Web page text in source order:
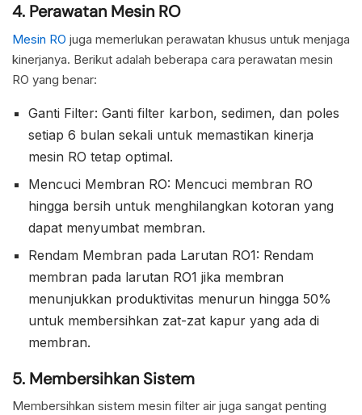
4. Perawatan Mesin RO
Mesin RO juga memerlukan perawatan khusus untuk menjaga
kinerjanya. Berikut adalah beberapa cara perawatan mesin
RO yang benar:
Ganti Filter: Ganti filter karbon, sedimen, dan poles
setiap 6 bulan sekali untuk memastikan kinerja
mesin RO tetap optimal.
Mencuci Membran RO: Mencuci membran RO
hingga bersih untuk menghilangkan kotoran yang
dapat menyumbat membran.
Rendam Membran pada Larutan RO1: Rendam
membran pada larutan RO1 jika membran
menunjukkan produktivitas menurun hingga 50%
untuk membersihkan zat-zat kapur yang ada di
membran.
5. Membersihkan Sistem
Membersihkan sistem mesin filter air juga sangat penting